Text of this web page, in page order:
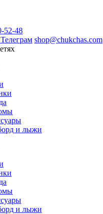
52-48
shop@chukchas.com
и лыжи
и лыжи